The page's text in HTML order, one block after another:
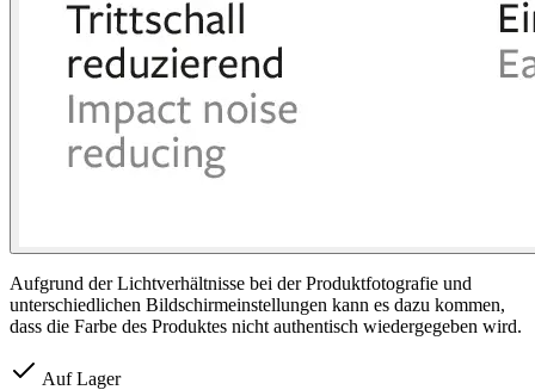
Aufgrund der Lichtverhältnisse bei der Produktfotografie und
unterschiedlichen Bildschirmeinstellungen kann es dazu kommen,
dass die Farbe des Produktes nicht authentisch wiedergegeben wird.
Auf Lager